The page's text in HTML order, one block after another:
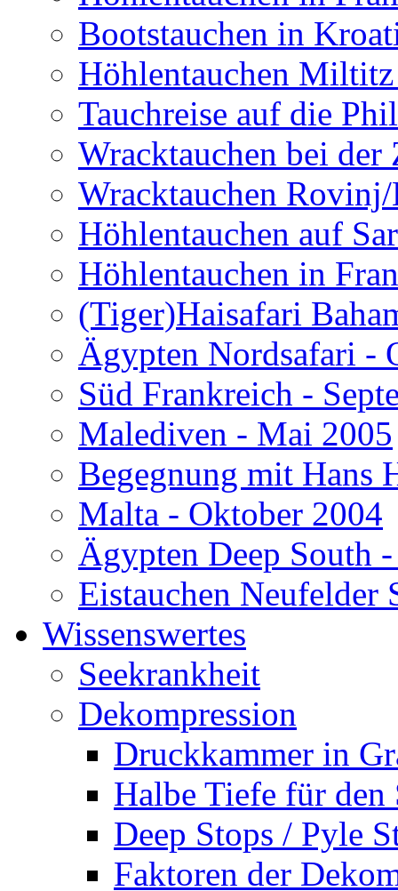
Bootstauchen in
Höhlentauchen
Tauchreise auf die
Wracktauchen bei der
Wracktauchen
Höhlentauchen auf
Höhlentauchen in
(Tiger)Haisafari
Ägypten Nordsafari -
Süd Frankreich -
Malediven - Mai 2005
Begegnung mit Hans
Malta - Oktober 2004
Ägypten Deep South
Eistauchen Neufelder
Wissenswertes
Seekrankheit
Dekompression
Druckkammer in
Halbe Tiefe für den
Deep Stops / Pyle
Faktoren der